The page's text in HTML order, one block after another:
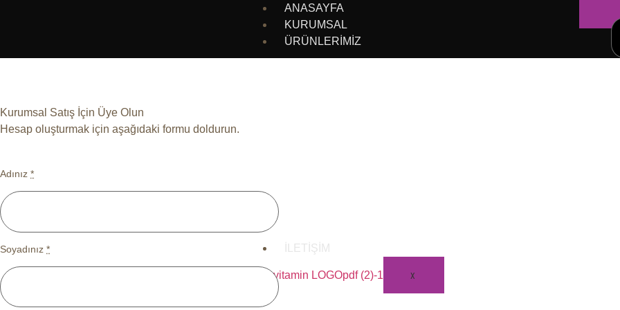
ANASAYFA
KURUMSAL
ÜRÜNLERIMIZ
İLETIŞIM
X
Kurumsal Satış İçin Üye Olun
Hesap oluşturmak için aşağıdaki formu doldurun.
Adınız *
Soyadınız *